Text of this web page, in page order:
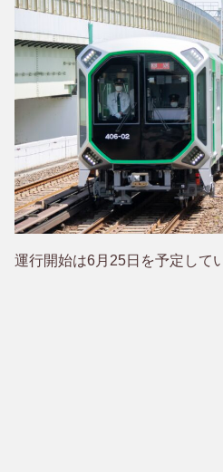
運行開始は6月25日を予定して